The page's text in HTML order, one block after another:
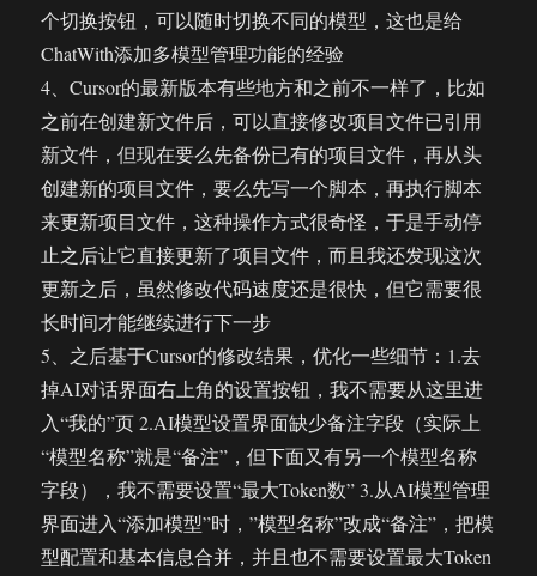
个切换按钮，可以随时切换不同的模型，这也是给
ChatWith添加多模型管理功能的经验
4、Cursor的最新版本有些地方和之前不一样了，比如
之前在创建新文件后，可以直接修改项目文件已引用
新文件，但现在要么先备份已有的项目文件，再从头
创建新的项目文件，要么先写一个脚本，再执行脚本
来更新项目文件，这种操作方式很奇怪，于是手动停
止之后让它直接更新了项目文件，而且我还发现这次
更新之后，虽然修改代码速度还是很快，但它需要很
长时间才能继续进行下一步
5、之后基于Cursor的修改结果，优化一些细节：1.去
掉AI对话界面右上角的设置按钮，我不需要从这里进
入“我的”页 2.AI模型设置界面缺少备注字段（实际上
“模型名称”就是“备注”，但下面又有另一个模型名称
字段），我不需要设置“最大Token数” 3.从AI模型管理
界面进入“添加模型”时，”模型名称”改成“备注”，把模
型配置和基本信息合并，并且也不需要设置最大Token